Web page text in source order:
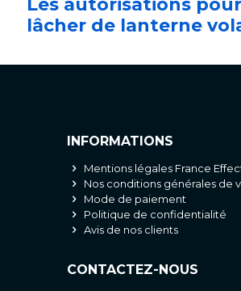
lâcher de lanterne
INFORMATIONS
Mentions légales France
Nos conditions générales de
Mode de paiement
Politique de confidentialité
Avis de nos clients
CONTACTEZ-NOUS